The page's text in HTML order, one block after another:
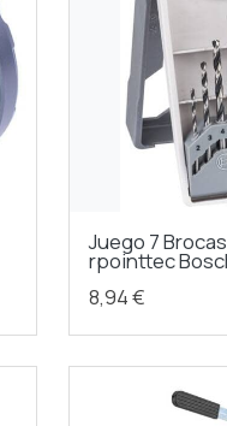
Juego 7
rpointtec
8,94 €